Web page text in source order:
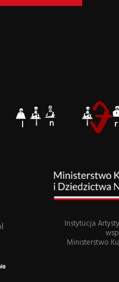
Instytucja
Ministerstwo